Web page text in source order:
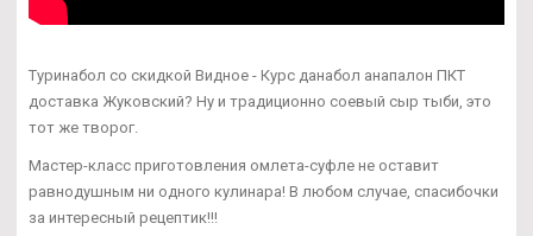
Туринабол со скидкой Видное - Курс данабол анапалон ПКТ
доставка Жуковский? Ну и традиционно соевый сыр тыби, это
тот же творог.
Мастер-класс приготовления омлета-суфле не оставит
равнодушным ни одного кулинара! В любом случае, спасибочки
за интересный рецептик!!!